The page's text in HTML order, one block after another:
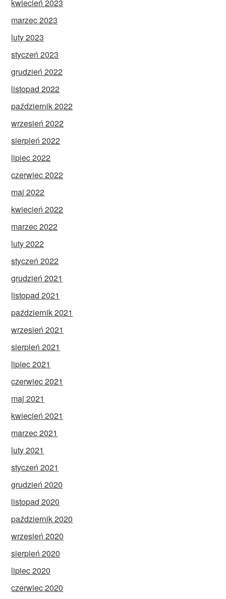
kwiecień 2023
marzec 2023
luty 2023
styczeń 2023
grudzień 2022
listopad 2022
październik 2022
wrzesień 2022
sierpień 2022
lipiec 2022
czerwiec 2022
maj 2022
kwiecień 2022
marzec 2022
luty 2022
styczeń 2022
grudzień 2021
listopad 2021
październik 2021
wrzesień 2021
sierpień 2021
lipiec 2021
czerwiec 2021
maj 2021
kwiecień 2021
marzec 2021
luty 2021
styczeń 2021
grudzień 2020
listopad 2020
październik 2020
wrzesień 2020
sierpień 2020
lipiec 2020
czerwiec 2020